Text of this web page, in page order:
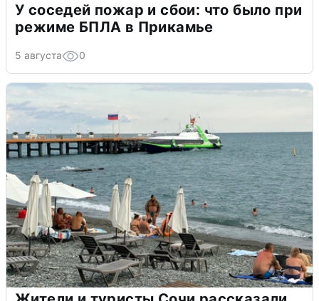
У соседей пожар и сбои: что было при
режиме БПЛА в Прикамье
5 августа 0